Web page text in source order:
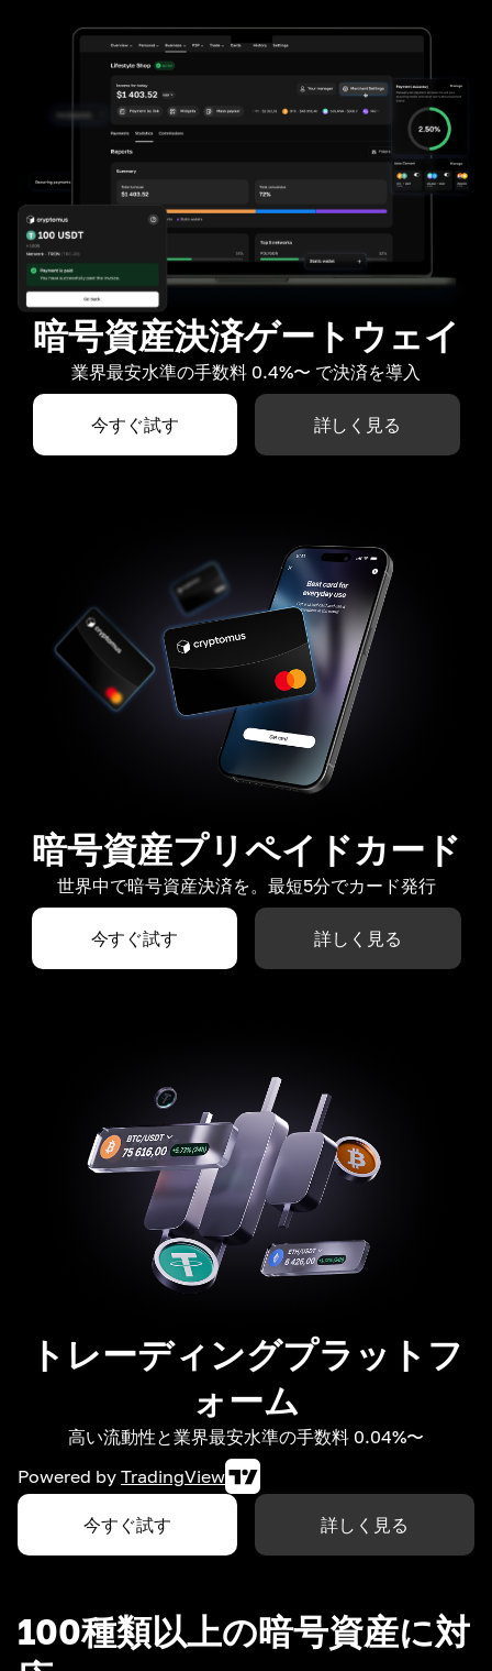
暗号資産決済ゲートウェイ
業界最安水準の手数料 0.4%〜 で決済を導入
今すぐ試す 詳しく見る
暗号資産プリペイドカード
世界中で暗号資産決済を。最短5分でカード発行
今すぐ試す 詳しく見る
トレーディングプラットフ
ォーム
高い流動性と業界最安水準の手数料 0.04%〜
Powered by TradingView
今すぐ試す 詳しく見る
100種類以上の暗号資産に対